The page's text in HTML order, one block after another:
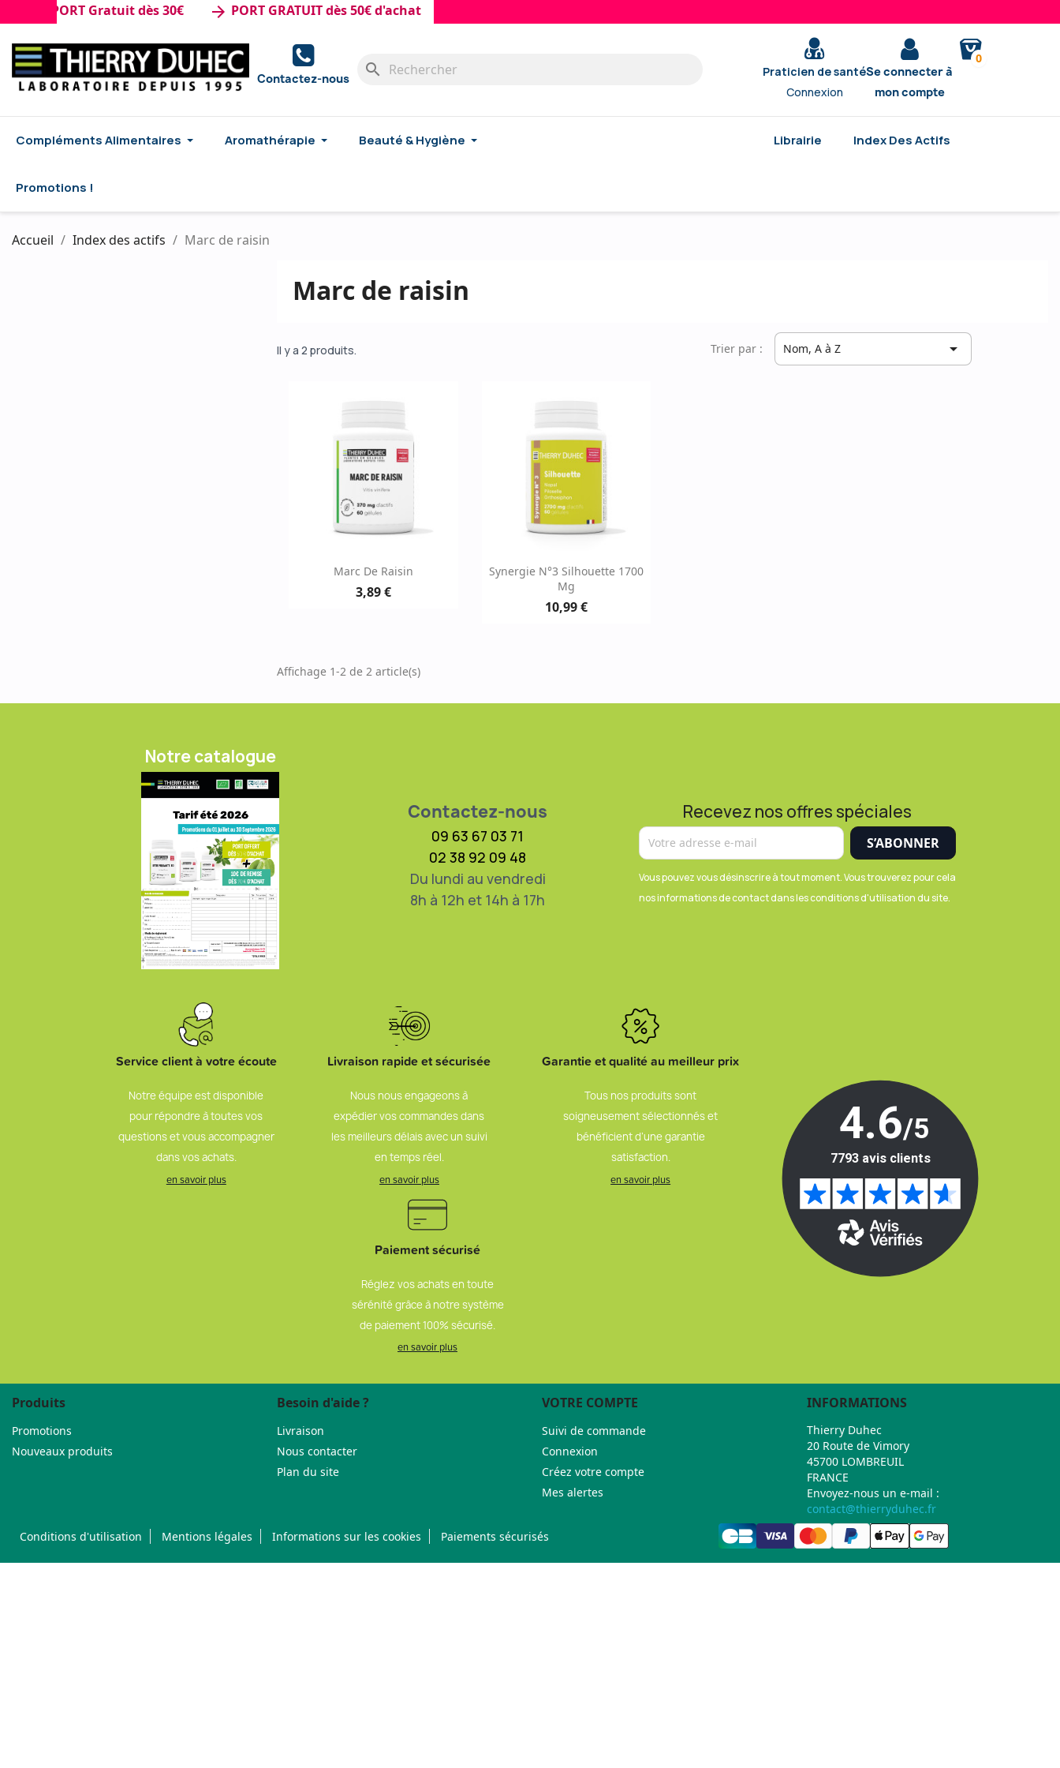
: PORT Gratuit dès 30€ arrow_forwardPORT GRATUIT dès 50€ d'achat
Contactez-nous search
Praticien de santé
Connexion
Se connecter à
mon compte
0
Compléments Alimentaires Aromathérapie Beauté & Hygiène Librairie Index Des Actifs
Promotions !
Accueil Index des actifs Marc de raisin
Marc de raisin
Il y a 2 produits. Trier par : Nom, A à Z 
Aperçu rapide
Marc De Raisin
3,89 €
Aperçu rapide
Synergie N°3 Silhouette 1700
Mg
10,99 €
Affichage 1-2 de 2 article(s)
Notre catalogue
Contactez-nous
09 63 67 03 71
02 38 92 09 48
Du lundi au vendredi
8h à 12h et 14h à 17h
Recevez nos offres spéciales
Vous pouvez vous désinscrire à tout moment. Vous trouverez pour cela
nos informations de contact dans les conditions d'utilisation du site.
Service client à votre écoute
Notre équipe est disponible
pour répondre à toutes vos
questions et vous accompagner
dans vos achats.
en savoir plus
Livraison rapide et sécurisée
Nous nous engageons à
expédier vos commandes dans
les meilleurs délais avec un suivi
en temps réel.
en savoir plus
Garantie et qualité au meilleur prix
Tous nos produits sont
soigneusement sélectionnés et
bénéficient d’une garantie
satisfaction.
en savoir plus
Paiement sécurisé
Réglez vos achats en toute
sérénité grâce à notre système
de paiement 100% sécurisé.
en savoir plus
Produits
Promotions
Nouveaux produits
Besoin d'aide ?
Livraison
Nous contacter
Plan du site
VOTRE COMPTE
Suivi de commande
Connexion
Créez votre compte
Mes alertes
INFORMATIONS
Thierry Duhec
20 Route de Vimory
45700 LOMBREUIL
FRANCE
Envoyez-nous un e-mail :
contact@thierryduhec.fr
Conditions d'utilisation
Mentions légales Informations sur les cookies Paiements sécurisés